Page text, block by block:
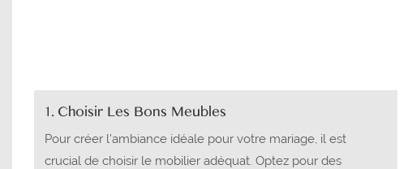
1. Choisir Les Bons Meubles
Pour créer l'ambiance idéale pour votre mariage, il est
crucial de choisir le mobilier adéquat. Optez pour des